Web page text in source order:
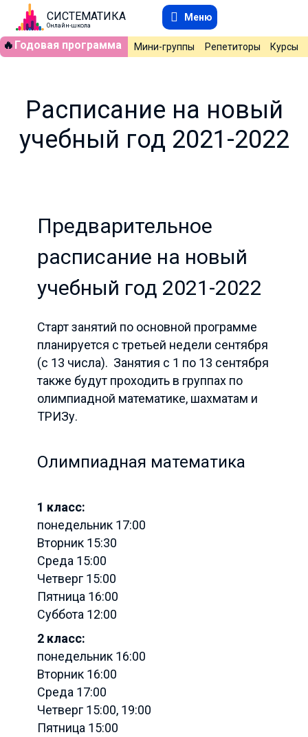
СИСТЕМАТИКА
Онлайн-школа
Меню
🔥 Годовая программа Мини-группы Репетиторы Курсы
Расписание на новый
учебный год 2021-2022
Предварительное
расписание на новый
учебный год 2021-2022
Старт занятий по основной программе
планируется с третьей недели сентября
(с 13 числа). Занятия с 1 по 13 сентября
также будут проходить в группах по
олимпиадной математике, шахматам и
ТРИЗу.
Олимпиадная математика
1 класс:
понедельник 17:00
Вторник 15:30
Среда 15:00
Четверг 15:00
Пятница 16:00
Суббота 12:00
2 класс:
понедельник 16:00
Вторник 16:00
Среда 17:00
Четверг 15:00, 19:00
Пятница 15:00